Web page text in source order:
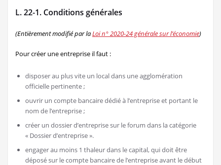
L. 22-1. Conditions générales
(Entièrement modifié par laLoi n° 2020-24 générale sur l’économie)
Pour créer une entreprise il faut :
disposer au plus vite un local dans une agglomération
officielle pertinente ;
ouvrir un compte bancaire dédié à l’entreprise et portant le
nom de l’entreprise ;
créer un dossier d’entreprise sur le forum dans la catégorie
« Dossier d’entreprise ».
engager au moins 1 thaleur dans le capital, qui doit être
déposé sur le compte bancaire de l’entreprise avant le début